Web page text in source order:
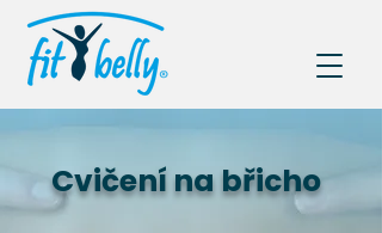
Cvičení na břicho